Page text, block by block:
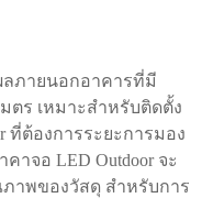
ลภายนอกอาคารที่มี
ตร เหมาะสำหรับติดตั้ง
ที่ต้องการระยะการมอง
าจอ LED Outdoor จะ
าพของวัสดุ สำหรับการ